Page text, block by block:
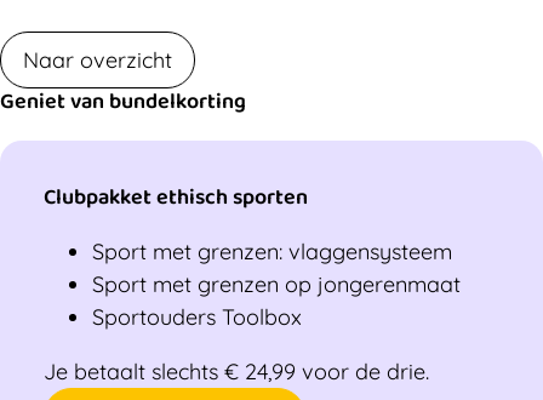
Naar overzicht
Geniet van bundelkorting
Clubpakket ethisch sporten
Sport met grenzen: vlaggensysteem
Sport met grenzen op jongerenmaat
Sportouders Toolbox
Je betaalt slechts € 24,99 voor de drie.